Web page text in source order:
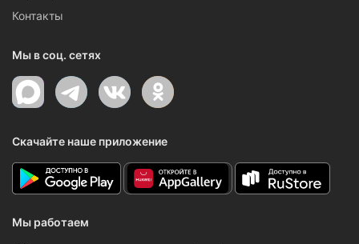
Контакты
Мы в соц. сетях
Скачайте наше приложение
Мы работаем